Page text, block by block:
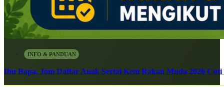
INFO & PANDUAN
Ibu Bapa, Jom Daftar Anak Sertai Kem Rakan Muda 2026